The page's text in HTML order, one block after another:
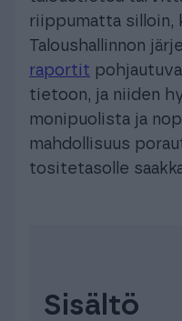
riippumatta silloin,
Taloushallinnon
raportit
tietoon, ja niiden
monipuolista ja
mahdollisuus
tositetasolle
Sisältö